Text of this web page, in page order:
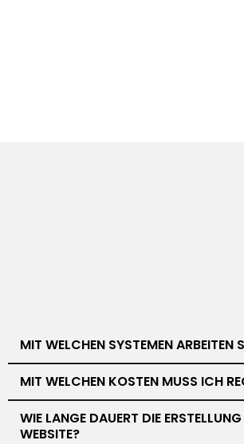
MIT WELCHEN SYSTEMEN ARBEITEN
MIT WELCHEN KOSTEN MUSS ICH
WIE LANGE DAUERT DIE ERSTELLUNG
WEBSITE?